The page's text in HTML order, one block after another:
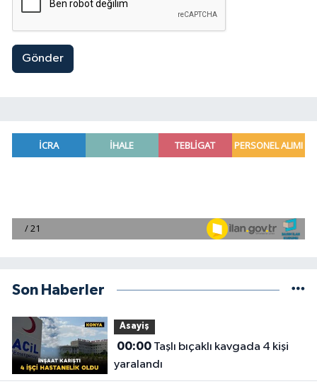
Gönder
Son Haberler
Asayiş
00:00Taşlı bıçaklı kavgada 4 kişi
yaralandı